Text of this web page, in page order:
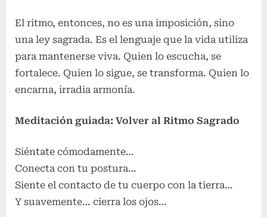
El ritmo, entonces, no es una imposición, sino
una ley sagrada. Es el lenguaje que la vida utiliza
para mantenerse viva. Quien lo escucha, se
fortalece. Quien lo sigue, se transforma. Quien lo
encarna, irradia armonía.
Meditación guiada: Volver al Ritmo Sagrado
Siéntate cómodamente…
Conecta con tu postura…
Siente el contacto de tu cuerpo con la tierra…
Y suavemente… cierra los ojos…